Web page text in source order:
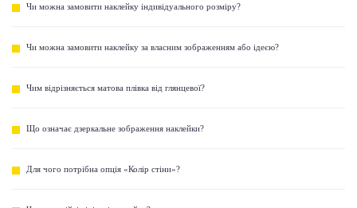
Чи можна замовити наклейку індивідуального розміру?
Чи можна замовити наклейку за власним зображенням або ідеєю?
Чим відрізняється матова плівка від глянцевої?
Що означає дзеркальне зображення наклейки?
Для чого потрібна опція «Колір стіни»?